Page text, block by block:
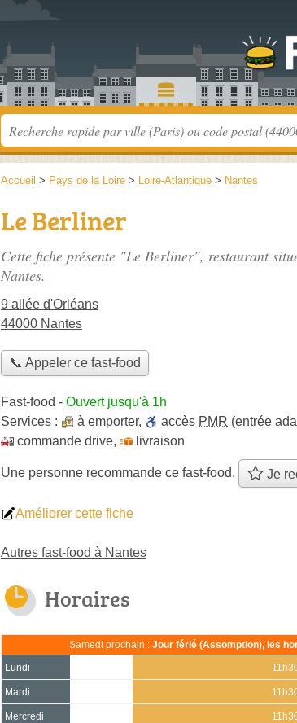
Accueil > Pays de la Loire > Loire-Atlantique > Nantes
Le Berliner
Cette fiche présente "Le Berliner", restaurant
Nantes.
9 allée d'Orléans
44000 Nantes
📞 Appeler ce fast-food
Fast-food - Ouvert jusqu'à 1h
Services :
à emporter, accès PMR (entrée
commande drive, livraison
Une personne recommande ce fast-food. Je
Améliorer cette fiche
Autres fast-food à Nantes
Horaires
Samedi prochain : Jour férié (Assomption), les
Lundi
Mardi
Mercredi